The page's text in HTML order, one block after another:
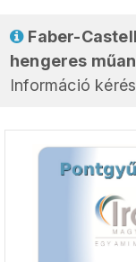
Faber-
hengeres
Információ